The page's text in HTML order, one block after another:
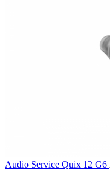
Audio Service Quix 12 G6